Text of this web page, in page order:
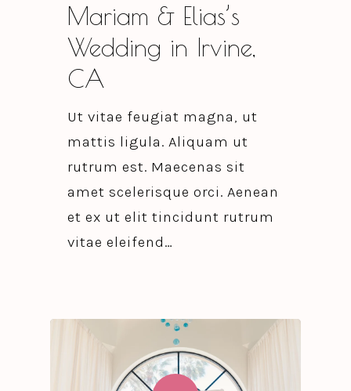
Mariam & Elias’s
Wedding in Irvine,
CA
Ut vitae feugiat magna, ut
mattis ligula. Aliquam ut
rutrum est. Maecenas sit
amet scelerisque orci. Aenean
et ex ut elit tincidunt rutrum
vitae eleifend…